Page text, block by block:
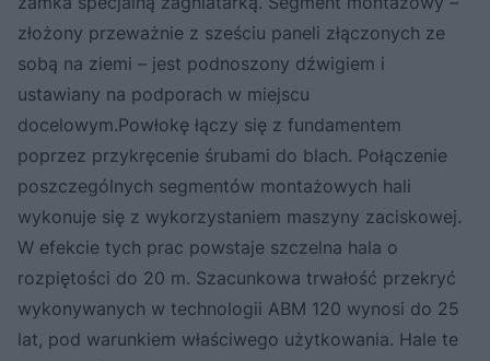
złożony przeważnie z sześciu paneli złączonych ze
sobą na ziemi – jest podnoszony dźwigiem i
ustawiany na podporach w miejscu
docelowym.Powłokę łączy się z fundamentem
poprzez przykręcenie śrubami do blach. Połączenie
poszczególnych segmentów montażowych hali
wykonuje się z wykorzystaniem maszyny zaciskowej.
W efekcie tych prac powstaje szczelna hala o
rozpiętości do 20 m. Szacunkowa trwałość przekryć
wykonywanych w technologii ABM 120 wynosi do 25
lat, pod warunkiem właściwego użytkowania. Hale te